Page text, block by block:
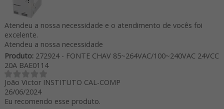
Atendeu a nossa necessidade e o atendimento de vocês foi
excelente.
Atendeu a nossa necessidade
Produto:272924 - FONTE CHAV 85~264VAC/100~240VAC 24VCC
20A BAE0114
João Victor INSTITUTO CAL-COMP
26/06/2024
Eu recomendo esse produto.